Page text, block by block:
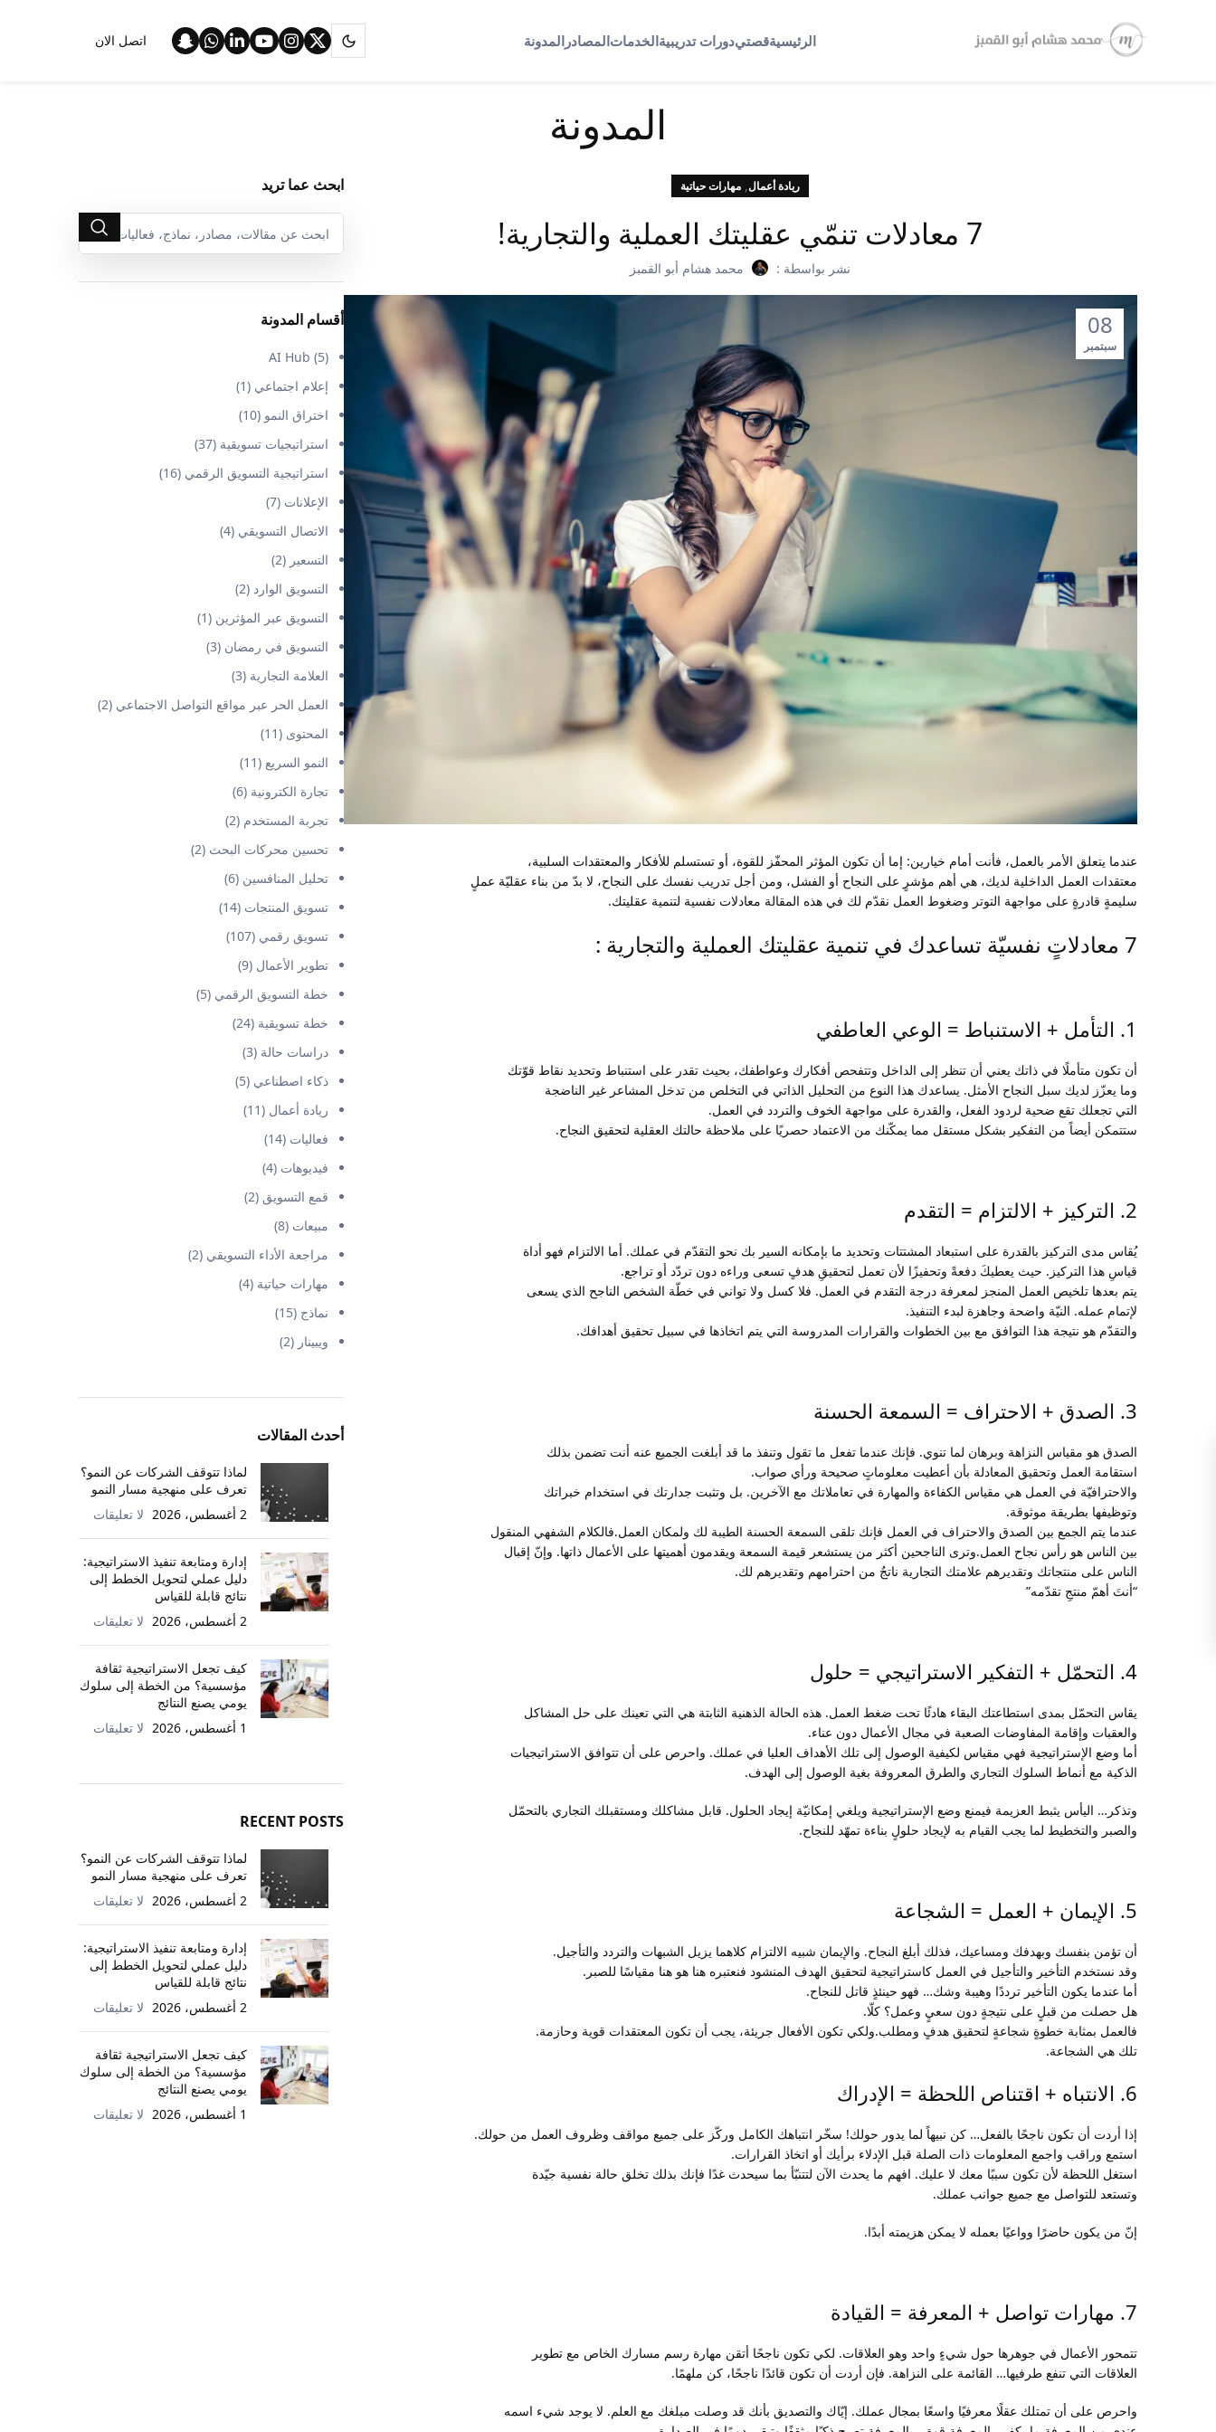
الرئيسيةقصتيدورات تدريبيةالخدماتالمصادر المدونة اتصل الان
المدونة
ريادة أعمال, مهارات حياتية
7 معادلات تنمّي عقليتك العملية والتجارية!
نشر بواسطة : محمد هشام أبو القمبز
08
سبتمبر
عندما يتعلق الأمر بالعمل، فأنت أمام خيارين: إما أن تكون المؤثر المحفّز للقوة، أو تستسلم للأفكار والمعتقدات السلبية،
معتقدات العمل الداخلية لديك، هي أهم مؤشرٍ على النجاح أو الفشل، ومن أجل تدريب نفسك على النجاح، لا بدّ من بناء عقليّة عملٍ
سليمةٍ قادرةٍ على مواجهة التوتر وضغوط العمل نقدّم لك في هذه المقالة معادلات نفسية لتنمية عقليتك.
7 معادلاتٍ نفسيّة تساعدك في تنمية عقليتك العملية والتجارية :
1. التأمل + الاستنباط = الوعي العاطفي
أن تكون متأملًا في ذاتك يعني أن تنظر إلى الداخل وتتفحص أفكارك وعواطفك، بحيث تقدر على استنباط وتحديد نقاط قوّتك
وما يعزّز لديك سبل النجاح الأمثل. يساعدك هذا النوع من التحليل الذاتي في التخلص من تدخل المشاعر غير الناضجة
التي تجعلك تقع ضحية لردود الفعل، والقدرة على مواجهة الخوف والتردد في العمل.
ستتمكن أيضاً من التفكير بشكل مستقل مما يمكّنك من الاعتماد حصريًا على ملاحظة حالتك العقلية لتحقيق النجاح.
2. التركيز + الالتزام = التقدم
يُقاس مدى التركيز بالقدرة على استبعاد المشتتات وتحديد ما بإمكانه السير بك نحو التقدّم في عملك. أما الالتزام فهو أداة
قياسِ هذا التركيز. حيث يعطيكَ دفعةً وتحفيزًا لأن تعمل لتحقيقِ هدفٍ تسعى وراءه دون تردّد أو تراجع.
يتم بعدها تلخيص العمل المنجز لمعرفة درجة التقدم في العمل. فلا كسل ولا تواني في خطّة الشخص الناجح الذي يسعى
لإتمام عمله. النيّة واضحة وجاهزة لبدء التنفيذ.
والتقدّم هو نتيجة هذا التوافق مع بين الخطوات والقرارات المدروسة التي يتم اتخاذها في سبيل تحقيق أهدافك.
3. الصدق + الاحتراف = السمعة الحسنة
الصدق هو مقياس النزاهة وبرهان لما تنوي. فإنك عندما تفعل ما تقول وتنفذ ما قد أبلغت الجميع عنه أنت تضمن بذلك
استقامة العمل وتحقيق المعادلة بأن أعطيت معلوماتٍ صحيحة ورأي صواب.
والاحترافيّة في العمل هي مقياس الكفاءة والمهارة في تعاملاتك مع الآخرين. بل وتثبت جدارتك في استخدام خبراتك
وتوظيفها بطريقة موثوقة.
عندما يتم الجمع بين الصدق والاحتراف في العمل فإنك تلقى السمعة الحسنة الطيبة لك ولمكان العمل.فالكلام الشفهي المنقول
بين الناس هو رأس نجاح العمل.وترى الناجحين أكثر من يستشعر قيمة السمعة ويقدمون أهميتها على الأعمال ذاتها. وإنّ إقبال
الناس على منتجاتك وتقديرهم علامتك التجارية ناتجٌ من احترامهم وتقديرهم لك.
“أنتَ أهمّ منتجِ تقدّمه”
4. التحمّل + التفكير الاستراتيجي = حلول
يقاس التحمّل بمدى استطاعتك البقاء هادئًا تحت ضغط العمل. هذه الحالة الذهنية الثابتة هي التي تعينك على حل المشاكل
والعقبات وإقامة المفاوضات الصعبة في مجال الأعمال دون عناء.
أما وضع الإستراتيجية فهي مقياس لكيفية الوصول إلى تلك الأهداف العليا في عملك. واحرص على أن تتوافق الاستراتيجيات
الذكية مع أنماط السلوك التجاري والطرق المعروفة بغية الوصول إلى الهدف.
وتذكر… اليأس يثبط العزيمة فيمنع وضع الإستراتيجية ويلغي إمكانيّة إيجاد الحلول. قابل مشاكلك ومستقبلك التجاري بالتحمّل
والصبر والتخطيط لما يجب القيام به لإيجاد حلولٍ بناءة تمهّد للنجاح.
5. الإيمان + العمل = الشجاعة
أن تؤمن بنفسك وبهدفك ومساعيك، فذلك أبلغ النجاح. والإيمان شبيه الالتزام كلاهما يزيل الشبهات والتردد والتأجيل.
وقد نستخدم التأخير والتأجيل في العمل كاستراتيجية لتحقيق الهدف المنشود فنعتبره هنا هو هنا مقياسًا للصبر.
أما عندما يكون التأخير ترددًا وهيبة وشك… فهو حينئذٍ قاتل للنجاح.
هل حصلت من قبلٍ على نتيجةٍ دون سعيٍ وعمل؟ كلّا.
فالعمل بمثابة خطوةٍ شجاعةٍ لتحقيق هدفٍ ومطلب.ولكي تكون الأفعال جريئة، يجب أن تكون المعتقدات قوية وحازمة.
تلك هي الشجاعة.
6. الانتباه + اقتناص اللحظة = الإدراك
إذا أردت أن تكون ناجحًا بالفعل… كن نبيهاً لما يدور حولك! سخّر انتباهك الكامل وركّز على جميع مواقف وظروف العمل من حولك.
استمع وراقب واجمع المعلومات ذات الصلة قبل الإدلاء برأيك أو اتخاذ القرارات.
استغل اللحظة لأن تكون سببًا معك لا عليك. افهم ما يحدث الآن لتتنبّأ بما سيحدث غدًا فإنك بذلك تخلق حالة نفسية جيّدة
وتستعد للتواصل مع جميع جوانب عملك.
إنّ من يكون حاضرًا وواعيًا بعمله لا يمكن هزيمته أبدًا.
7. مهارات تواصل + المعرفة = القيادة
تتمحور الأعمال في جوهرها حول شيءٍ واحد وهو العلاقات. لكي تكون ناجحًا أتقن مهارة رسم مسارك الخاص مع تطوير
العلاقات التي تنفع طرفيها… القائمة على النزاهة. فإن أردت أن تكون قائدًا ناجحًا، كن ملهمًا.
واحرص على أن تمتلك عقلًا معرفيًا واسعًا بمجال عملك. إيّاك والتصديق بأنك قد وصلت مبلغك مع العلم. لا يوجد شيء اسمه
ابحث عما تريد
أقسام المدونة
AI Hub (5)
إعلام اجتماعي (1)
اختراق النمو (10)
استراتيجيات تسويقية (37)
استراتيجية التسويق الرقمي (16)
الإعلانات (7)
الاتصال التسويقي (4)
التسعير (2)
التسويق الوارد (2)
التسويق عبر المؤثرين (1)
التسويق في رمضان (3)
العلامة التجارية (3)
العمل الحر عبر مواقع التواصل الاجتماعي (2)
المحتوى (11)
النمو السريع (11)
تجارة الكترونية (6)
تجربة المستخدم (2)
تحسين محركات البحث (2)
تحليل المنافسين (6)
تسويق المنتجات (14)
تسويق رقمي (107)
تطوير الأعمال (9)
خطة التسويق الرقمي (5)
خطة تسويقية (24)
دراسات حالة (3)
ذكاء اصطناعي (5)
ريادة أعمال (11)
فعاليات (14)
فيديوهات (4)
قمع التسويق (2)
مبيعات (8)
مراجعة الأداء التسويقي (2)
مهارات حياتية (4)
نماذج (15)
ويبينار (2)
أحدث المقالات
لماذا تتوقف الشركات عن النمو؟
تعرف على منهجية مسار النمو
2 أغسطس، 2026
لا تعليقات
إدارة ومتابعة تنفيذ الاستراتيجية:
دليل عملي لتحويل الخطط إلى
نتائج قابلة للقياس
2 أغسطس، 2026
لا تعليقات
كيف تجعل الاستراتيجية ثقافة
مؤسسية؟ من الخطة إلى سلوك
يومي يصنع النتائج
1 أغسطس، 2026
لا تعليقات
RECENT POSTS
لماذا تتوقف الشركات عن النمو؟
تعرف على منهجية مسار النمو
2 أغسطس، 2026
لا تعليقات
إدارة ومتابعة تنفيذ الاستراتيجية:
دليل عملي لتحويل الخطط إلى
نتائج قابلة للقياس
2 أغسطس، 2026
لا تعليقات
كيف تجعل الاستراتيجية ثقافة
مؤسسية؟ من الخطة إلى سلوك
يومي يصنع النتائج
1 أغسطس، 2026
لا تعليقات